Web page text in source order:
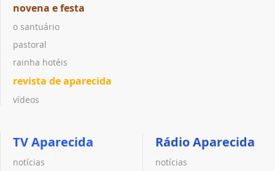
novena e festa
o santuário
pastoral
rainha hotéis
revista de aparecida
vídeos
TV Aparecida
notícias
Rádio Aparecida
notícias